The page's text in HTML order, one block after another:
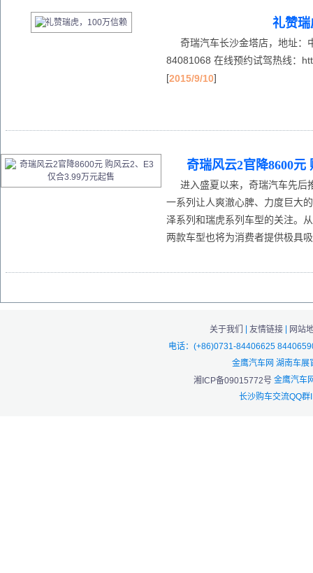
礼赞瑞
奇瑞汽车长沙金塔店，地址：
84081068 在线预约试驾热线：
[2015/9/10]
奇瑞风云2官降8600元
进入盛夏以来，奇瑞汽车先后
一系列让人爽澈心脾、力度巨大
泽系列和瑞虎系列车型的关注。
两款车型也将为消费者提供极具
关于我们 | 友情链接 | 网站
电话：(+86)0731-84406625
金鹰汽车网 湖南车展
湘ICP备09015772号 金鹰汽车
长沙购车交流QQ